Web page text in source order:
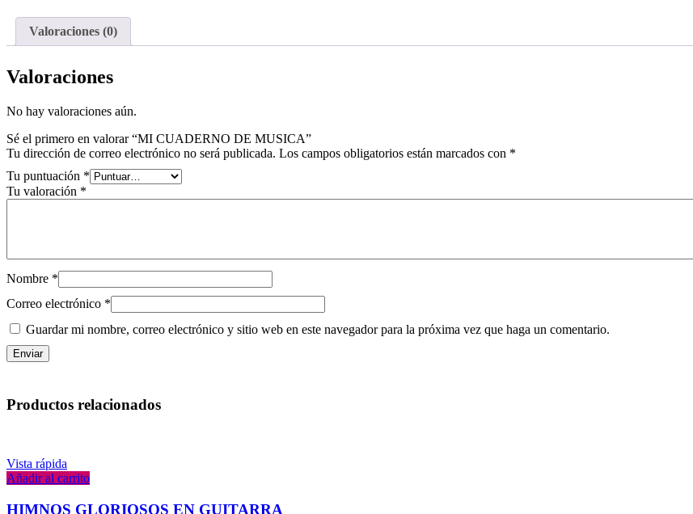
Valoraciones (0)
Valoraciones
No hay valoraciones aún.
Sé el primero en valorar “MI CUADERNO DE MUSICA”
Tu dirección de correo electrónico no será publicada. Los campos obligatorios están marcados con *
Tu puntuación *
Tu valoración *
Nombre *
Correo electrónico *
Guardar mi nombre, correo electrónico y sitio web en este navegador para la próxima vez que haga un comentario.
Productos relacionados
Vista rápida
Añadir al carrito
HIMNOS GLORIOSOS EN GUITARRA